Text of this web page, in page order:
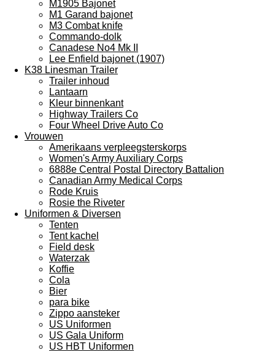
M1905 Bajonet
M1 Garand bajonet
M3 Combat knife
Commando-dolk
Canadese No4 Mk II
Lee Enfield bajonet (1907)
K38 Linesman Trailer
Trailer inhoud
Lantaarn
Kleur binnenkant
Highway Trailers Co
Four Wheel Drive Auto Co
Vrouwen
Amerikaans verpleegsterskorps
Women's Army Auxiliary Corps
6888e Central Postal Directory Battalion
Canadian Army Medical Corps
Rode Kruis
Rosie the Riveter
Uniformen & Diversen
Tenten
Tent kachel
Field desk
Waterzak
Koffie
Cola
Bier
para bike
Zippo aansteker
US Uniformen
US Gala Uniform
US HBT Uniformen